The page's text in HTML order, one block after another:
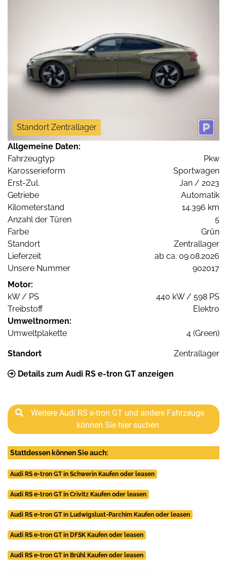
Standort Zentrallager
Allgemeine Daten:
Fahrzeugtyp
Pkw
Karosserieform
Sportwagen
Erst-Zul.
Jan / 2023
Getriebe
Automatik
Kilometerstand
14.396 km
Anzahl der Türen
5
Farbe
Grün
Standort
Zentrallager
Lieferzeit
ab ca. 09.08.2026
Unsere Nummer
902017
Motor:
kW / PS
440 kW / 598 PS
Treibstoff
Elektro
Umweltnormen:
Umweltplakette
4 (Green)
Standort Zentrallager
Details zum Audi RS e-tron GT anzeigen
Weitere Audi RS e-tron GT und andere Fahrzeuge
können Sie hier suchen
Stattdessen können Sie auch:
Audi RS e-tron GT in Schwerin Kaufen oder leasen
Audi RS e-tron GT in Crivitz Kaufen oder leasen
Audi RS e-tron GT in Ludwigslust-Parchim Kaufen oder leasen
Audi RS e-tron GT in DFSK Kaufen oder leasen
Audi RS e-tron GT in Brühl Kaufen oder leasen